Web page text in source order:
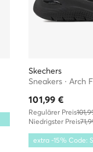
Skechers
Sneakers · Arch
101,99 €
Regulärer Preis
Niedrigster Preis
extra -15% Code: